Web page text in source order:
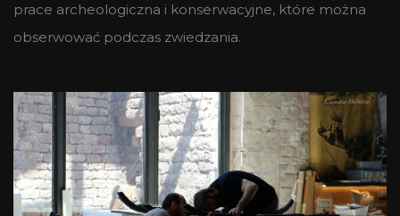
prace archeologiczna i konserwacyjne, które można
obserwować podczas zwiedzania.